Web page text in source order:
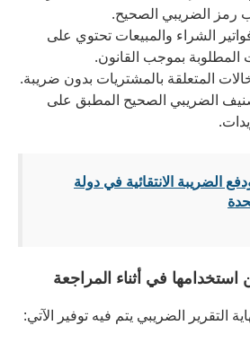
رمز الضريبي الصحيح.
الشراء والمبيعات تحتوي على
المطلوبة بموجب القانون.
المتعلقة بالمشتريات بدون ضريبة.
الضريبي الصحيح المطبق على
الضريبة الانتقائية في دولة
في أثناء المراجعة
التقرير الضريبي يتم فيه توفير الآتي: